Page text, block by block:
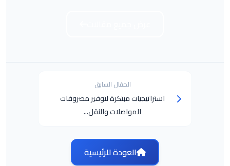
المقال السابق
استراتيجيات مبتكرة لتوفير مصروفات
المواصلات والنقل...
العودة للرئيسية